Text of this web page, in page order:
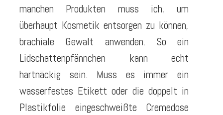
manchen Produkten muss ich, um
überhaupt Kosmetik entsorgen zu können,
brachiale Gewalt anwenden. So ein
Lidschattenpfännchen kann echt
hartnäckig sein. Muss es immer ein
wasserfestes Etikett oder die doppelt in
Plastikfolie eingeschweißte Cremedose